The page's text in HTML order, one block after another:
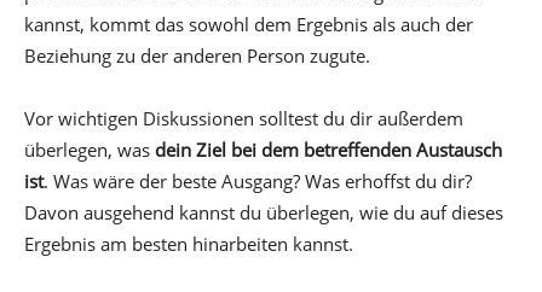
kannst, kommt das sowohl dem Ergebnis als auch der
Beziehung zu der anderen Person zugute.
Vor wichtigen Diskussionen solltest du dir außerdem
überlegen, was dein Ziel bei dem betreffenden Austausch
ist. Was wäre der beste Ausgang? Was erhoffst du dir?
Davon ausgehend kannst du überlegen, wie du auf dieses
Ergebnis am besten hinarbeiten kannst.